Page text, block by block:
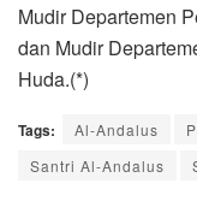
Mudir Departemen
dan Mudir
Huda.(*)
Tags: Al-Andalus
Santri Al-Andalus